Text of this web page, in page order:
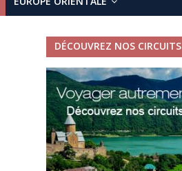
DÉCOUVREZ NOS CIRCUITS